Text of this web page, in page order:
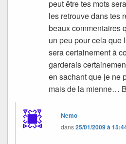
peut être tes mots
les retrouve dans tes
beaux commentaires
un peu pour cela que
sera certainement à
garderais
en sachant que je ne
mais de la mienne…
Nemo
dans25/01/2009 à